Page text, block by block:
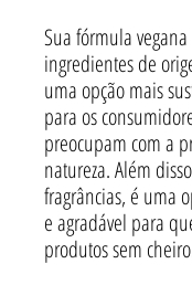
Sua fórmula
ingredientes de
uma opção mais
para os
preocupam com a
natureza. Além
fragrâncias, é uma
e agradável para
produtos sem